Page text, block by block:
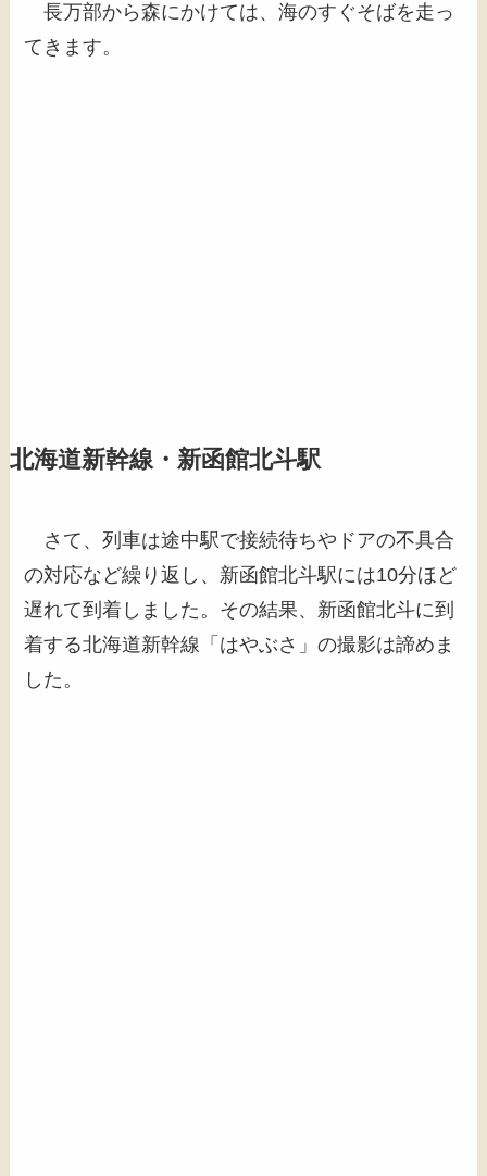
長万部から森にかけては、海のすぐそばを走っ
てきます。
北海道新幹線・新函館北斗駅
さて、列車は途中駅で接続待ちやドアの不具合
の対応など繰り返し、新函館北斗駅には10分ほど
遅れて到着しました。その結果、新函館北斗に到
着する北海道新幹線「はやぶさ」の撮影は諦めま
した。